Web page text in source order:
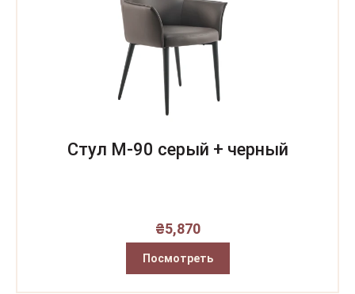
Стул M-90 серый + черный
₴5,870
Посмотреть